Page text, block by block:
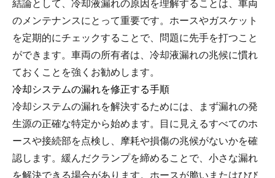
結論として、冷却液漏れの原因を理解することは、車両
のメンテナンスにとって重要です。ホースやガスケット
を定期的にチェックすることで、問題に先手を打つこと
ができます。車両の所有者は、冷却液漏れの兆候に慣れ
ておくことを強くお勧めします。
冷却システムの漏れを修正する手順
冷却システムの漏れを解決するためには、まず漏れの発
生源の正確な特定から始めます。目に見えるすべてのホ
ースや接続部を点検し、摩耗や損傷の兆候がないかを確
認します。緩んだクランプを締めることで、小さな漏れ
を解決できる場合があります。ホースが脆いまたはひび